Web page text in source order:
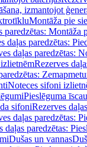
izmantojot
Montāža pie
paredzētas: Montāža
daļas paredzētas:
daļas paredzētas:
Rezerves
Noteces sifoni
Pieslēguma
sifoniRezerves
daļas paredzētas:
daļas paredzētas:
Dušas un vannas